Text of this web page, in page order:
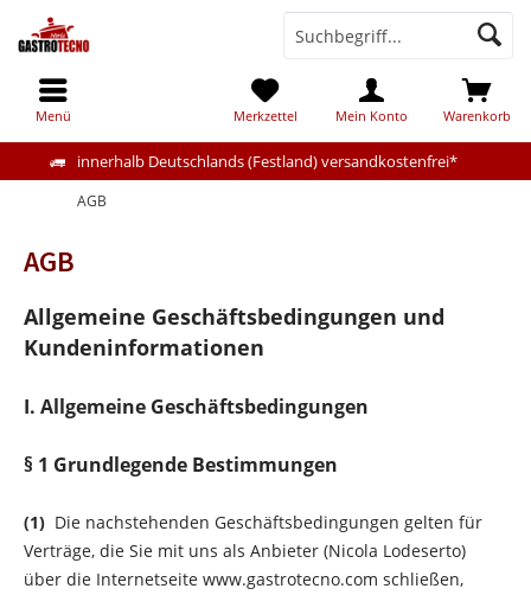
innerhalb Deutschlands (Festland) versandkostenfrei*
Warenkorb
Merkzettel Mein Konto
Menü
AGB
AGB
Allgemeine Geschäftsbedingungen und
Kundeninformationen
I. Allgemeine Geschäftsbedingungen
§ 1 Grundlegende Bestimmungen
(1) Die nachstehenden Geschäftsbedingungen gelten für
Verträge, die Sie mit uns als Anbieter (Nicola Lodeserto)
über die Internetseite www.gastrotecno.com schließen,